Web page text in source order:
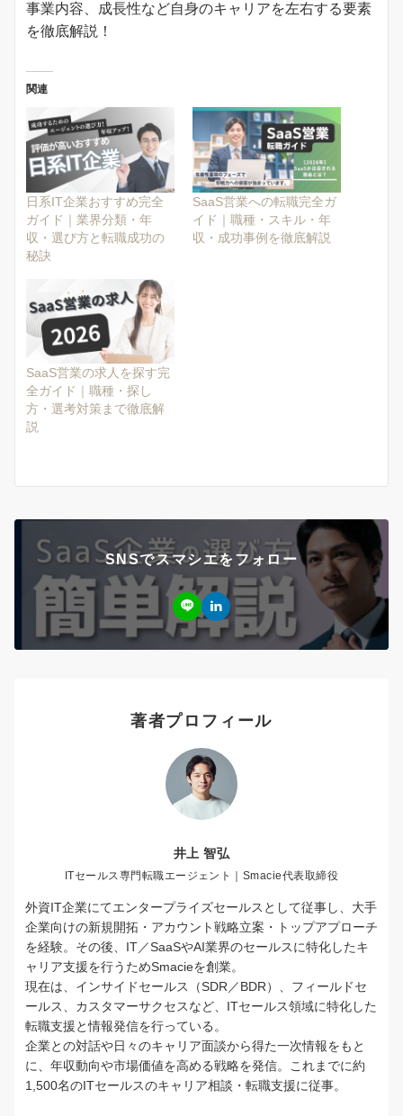
事業内容、成長性など自身のキャリアを左右する要素
を徹底解説！
関連
日系IT企業おすすめ完全
ガイド｜業界分類・年
収・選び方と転職成功の
秘訣
SaaS営業への転職完全ガ
イド｜職種・スキル・年
収・成功事例を徹底解説
SaaS営業の求人を探す完
全ガイド｜職種・探し
方・選考対策まで徹底解
説
SNSでスマシエをフォロー
著者プロフィール
井上 智弘
ITセールス専門転職エージェント｜Smacie代表取締役
外資IT企業にてエンタープライズセールスとして従事し、大手
企業向けの新規開拓・アカウント戦略立案・トップアプローチ
を経験。その後、IT／SaaSやAI業界のセールスに特化したキ
ャリア支援を行うためSmacieを創業。
現在は、インサイドセールス（SDR／BDR）、フィールドセ
ールス、カスタマーサクセスなど、ITセールス領域に特化した
転職支援と情報発信を行っている。
企業との対話や日々のキャリア面談から得た一次情報をもと
に、年収動向や市場価値を高める戦略を発信。これまでに約
1,500名のITセールスのキャリア相談・転職支援に従事。